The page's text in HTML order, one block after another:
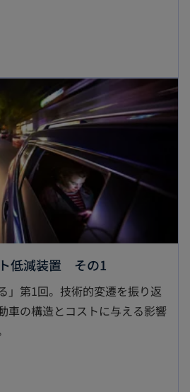
低減装置 その1
し
い
」第1回。技術的変遷を振り返
車の構造とコストに与える影響
新しいタブで開く